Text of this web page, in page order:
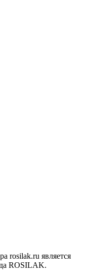
rosilak.ru является
ROSILAK.